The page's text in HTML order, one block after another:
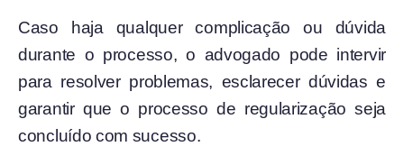
Caso haja qualquer complicação ou dúvida
durante o processo, o advogado pode intervir
para resolver problemas, esclarecer dúvidas e
garantir que o processo de regularização seja
concluído com sucesso.